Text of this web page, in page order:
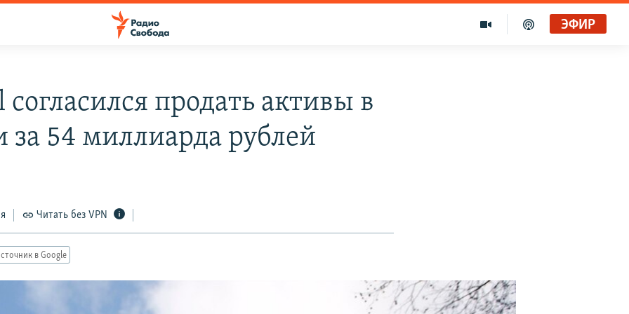
ЭФИР
согласился продать активы в
за 54 миллиарда рублей
Читать без VPN
в Google